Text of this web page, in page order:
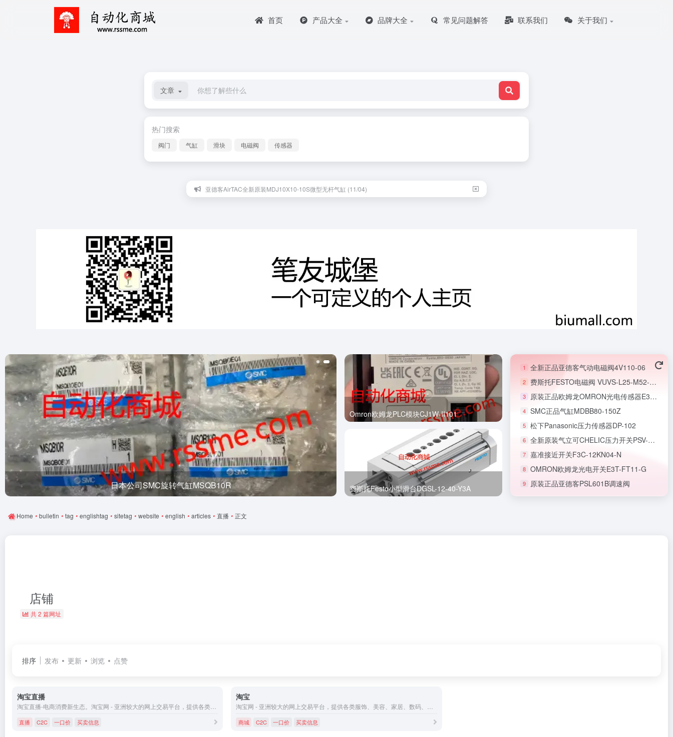
首页 产品大全 品牌大全 常见问题解答 联系我们 关于我们
文章
热门搜索
阀门 气缸 滑块 电磁阀 传感器
亚德客AirTAC全新原装MDJ10X10-10S微型无杆气缸 (11/04)
日本公司SMC旋转气缸MSQB10R 全新正品SMC节流阀AS1201F-M5-06A
Omron欧姆龙PLC模块CJ1W-II101
费斯托Festo小型滑台DGSL-12-40-Y3A
1 全新正品亚德客气动电磁阀4V110-06
2 费斯托FESTO电磁阀 VUVS-L25-M52-MD-G14-F8
3 原装正品欧姆龙OMRON光电传感器E3T-FL22
4 SMC正品气缸MDBB80-150Z
5 松下Panasonic压力传感器DP-102
6 全新原装气立可CHELIC压力开关PSV-40-02-PT
7 嘉准接近开关F3C-12KN04-N
8 OMRON欧姆龙光电开关E3T-FT11-G
9 原装正品亚德客PSL601B调速阀
Home • bulletin • tag • englishtag • sitetag • website • english • articles • 直播 • 正文
店铺
共 2 篇网址
排序 发布 更新 浏览 点赞
淘宝直播
直播 C2C 一口价 买卖信息
淘宝
商城 C2C 一口价 买卖信息